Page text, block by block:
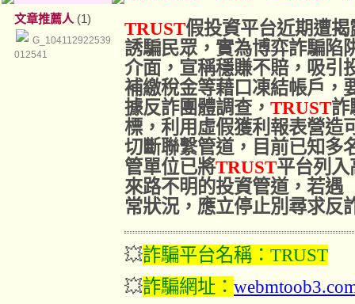
文章推薦人 (1)
G_104112922539
012541
TRUST假投資平台近期遭揭
誘騙民眾，實為博弈詐騙陷
介面，宣稱穩賺不賠，吸引
補繳稅金等藉口凍結帳戶，
據反詐團體調查， TRUST詐
標，利用虛假獲利報表營造
切斷聯繫管道，目前已知多
管單位已將TRUST平台列
來路不明的投資管道，若遇
常狀況，應立停止別尋求反
💥詐騙平台名稱： TRUST
💥詐騙網址 ：